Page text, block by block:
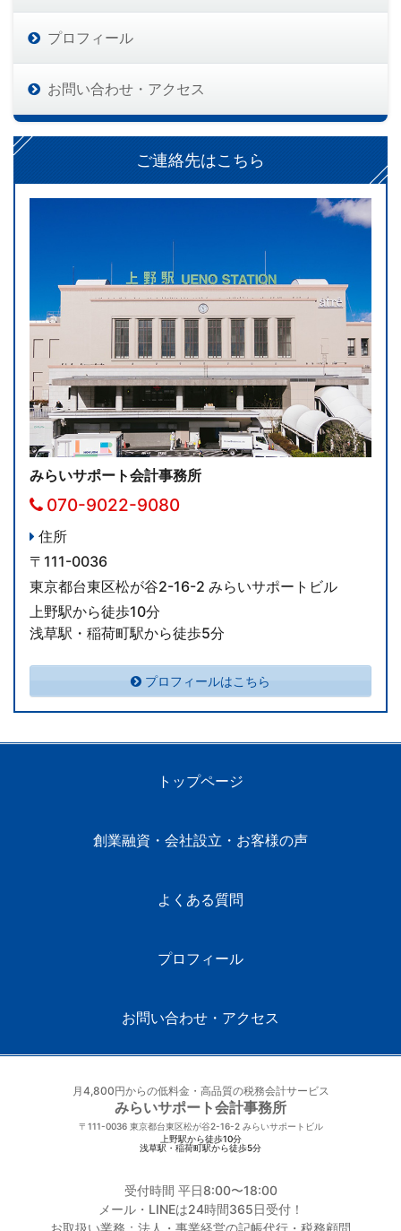
プロフィール
お問い合わせ・アクセス
ご連絡先はこちら
みらいサポート会計事務所
070-9022-9080
住所
〒111-0036
東京都台東区松が谷2-16-2 みらいサポートビル
上野駅から徒歩10分
浅草駅・稲荷町駅から徒歩5分
プロフィールはこちら
トップページ
創業融資・会社設立・お客様の声
よくある質問
プロフィール
お問い合わせ・アクセス
月4,800円からの低料金・高品質の税務会計サービス
みらいサポート会計事務所
〒111-0036 東京都台東区松が谷2-16-2 みらいサポートビル
上野駅から徒歩10分
浅草駅・稲荷町駅から徒歩5分
受付時間 平日8:00〜18:00
メール・LINEは24時間365日受付！
お取扱い業務：法人・事業経営の記帳代行・税務顧問